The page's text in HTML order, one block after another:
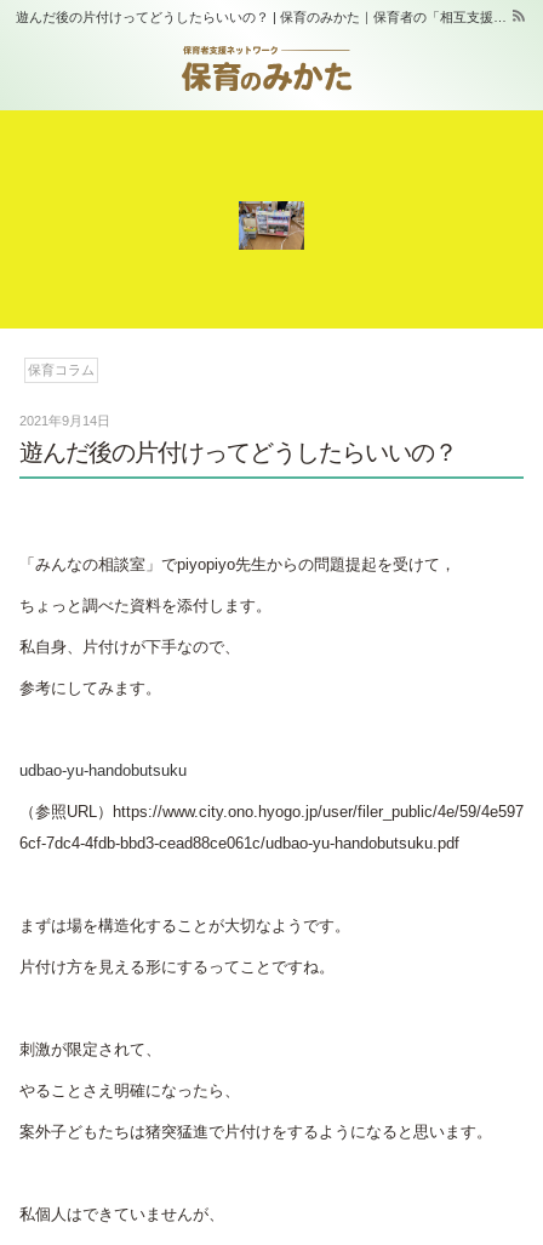
保育コラム
2021年9月14日
遊んだ後の片付けってどうしたらいいの？
「みんなの相談室」でpiyopiyo先生からの問題提起を受けて，
ちょっと調べた資料を添付します。
私自身、片付けが下手なので、
参考にしてみます。
udbao-yu-handobutsuku
（参照URL）https://www.city.ono.hyogo.jp/user/filer_public/4e/59/4e597
6cf-7dc4-4fdb-bbd3-cead88ce061c/udbao-yu-handobutsuku.pdf
まずは場を構造化することが大切なようです。
片付け方を見える形にするってことですね。
刺激が限定されて、
やることさえ明確になったら、
案外子どもたちは猪突猛進で片付けをするようになると思います。
私個人はできていませんが、